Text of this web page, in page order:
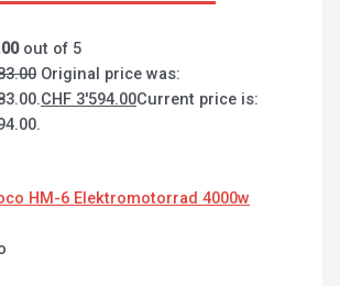
out of 5
Original price was:
CHF 3'594.00Current price is: